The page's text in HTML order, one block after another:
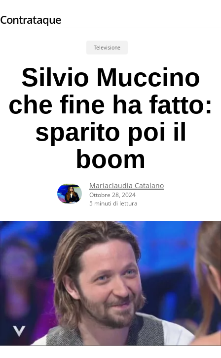
to
Contrataque
Televisione
Silvio Muccino
che fine ha fatto:
sparito poi il
boom
Mariaclaudia Catalano
Ottobre 28, 2024
5 minuti di lettura